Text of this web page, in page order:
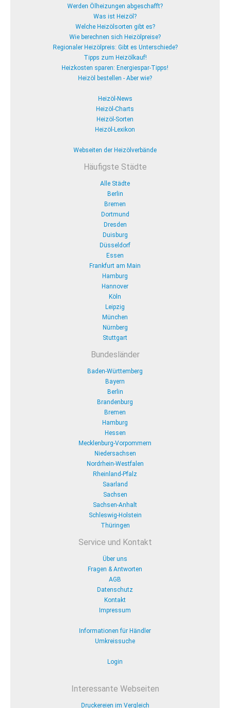
Werden Ölheizungen abgeschafft?
Was ist Heizöl?
Welche Heizölsorten gibt es?
Wie berechnen sich Heizölpreise?
Regionaler Heizölpreis: Gibt es Unterschiede?
Tipps zum Heizölkauf!
Heizkosten sparen: Energiespar-Tipps!
Heizöl bestellen - Aber wie?
Heizöl-News
Heizöl-Charts
Heizöl-Sorten
Heizöl-Lexikon
Webseiten der Heizölverbände
Häufigste Städte
Alle Städte
Berlin
Bremen
Dortmund
Dresden
Duisburg
Düsseldorf
Essen
Frankfurt am Main
Hamburg
Hannover
Köln
Leipzig
München
Nürnberg
Stuttgart
Bundesländer
Baden-Württemberg
Bayern
Berlin
Brandenburg
Bremen
Hamburg
Hessen
Mecklenburg-Vorpommern
Niedersachsen
Nordrhein-Westfalen
Rheinland-Pfalz
Saarland
Sachsen
Sachsen-Anhalt
Schleswig-Holstein
Thüringen
Service und Kontakt
Über uns
Fragen & Antworten
AGB
Datenschutz
Kontakt
Impressum
Informationen für Händler
Umkreissuche
Login
Interessante Webseiten
Druckereien im Vergleich